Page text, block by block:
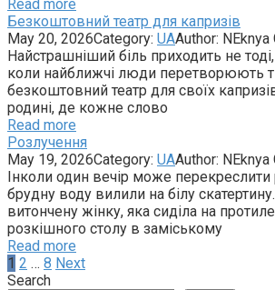
Read more
Безкоштовний театр для капризів
May 20, 2026Category: UAAuthor: NEknya
Найстрашніший біль приходить не
коли найближчі люди перетворюють
безкоштовний театр для своїх
родині, де кожне слово
Read more
Розлучення
May 19, 2026Category: UAAuthor: NEknya
Інколи один вечір може перекреслити
брудну воду вилили на білу
витончену жінку, яка сиділа на
розкішного столу в заміському
Read more
Posts
pagination
1 2 … 8 Next
Search